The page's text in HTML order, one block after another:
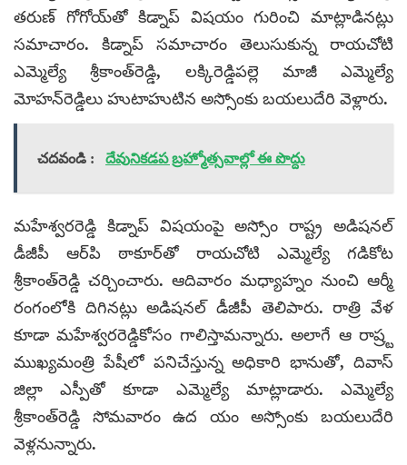
తరుణ్ గోగోయ్‌తో కిడ్నాప్ విషయం గురించి మాట్లాడినట్లు
సమాచారం. కిడ్నాప్ సమాచారం తెలుసుకున్న రాయచోటి
ఎమ్మెల్యే శ్రీకాంత్‌రెడ్డి, లక్కిరెడ్డిపల్లె మాజీ ఎమ్మెల్యే
మోహన్‌రెడ్డిలు హుటాహుటిన అస్సోంకు బయలుదేరి వెళ్లారు.
చదవండి : దేవునికడప బ్రహ్మోత్సవాల్లో ఈ పొద్దు
మహేశ్వరరెడ్డి కిడ్నాప్‌ విషయంపై అస్సోం రాష్ట్ర అడిషనల్
డీజీపీ ఆర్‌పి ఠాకూర్‌తో రాయచోటి ఎమ్మెల్యే గడికోట
శ్రీకాంత్‌రెడ్డి చర్చించారు. ఆదివారం మధ్యాహ్నం నుంచి ఆర్మీ
రంగంలోకి దిగినట్లు అడిషనల్ డీజీపీ తెలిపారు. రాత్రి వేళ
కూడా మహేశ్వరరెడ్డికోసం గాలిస్తామన్నారు. అలాగే ఆ రాష్ర్ట
ముఖ్యమంత్రి పేషీలో పనిచేస్తున్న అధికారి భానుతో, దివాస్
జిల్లా ఎస్పీతో కూడా ఎమ్మెల్యే మాట్లాడారు. ఎమ్మెల్యే
శ్రీకాంత్‌రెడ్డి సోమవారం ఉద యం అస్సోంకు బయలుదేరి
వెళ్లనున్నారు.